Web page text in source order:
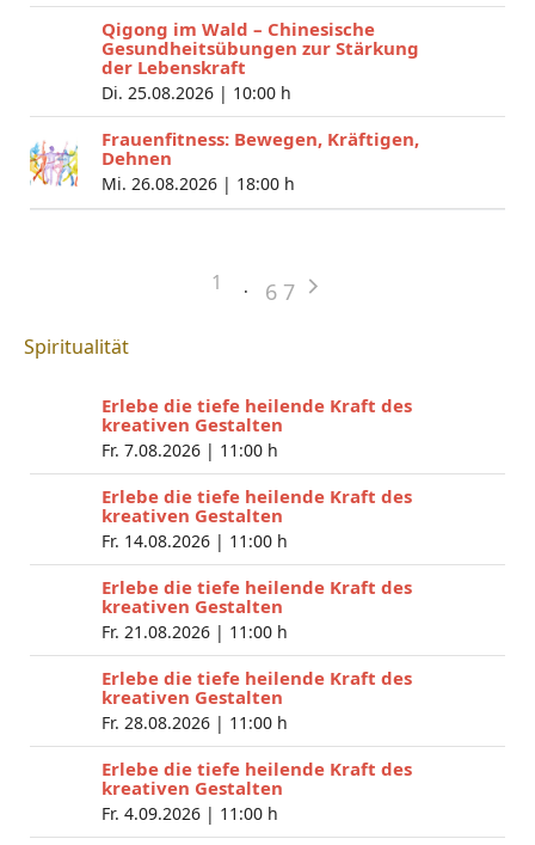
Qigong im Wald – Chinesische
Gesundheitsübungen zur Stärkung
der Lebenskraft
Di. 25.08.2026 | 10:00 h
Frauenfitness: Bewegen, Kräftigen,
Dehnen
Mi. 26.08.2026 | 18:00 h
1 6 7
Spiritualität
Erlebe die tiefe heilende Kraft des
kreativen Gestalten
Fr. 7.08.2026 | 11:00 h
Erlebe die tiefe heilende Kraft des
kreativen Gestalten
Fr. 14.08.2026 | 11:00 h
Erlebe die tiefe heilende Kraft des
kreativen Gestalten
Fr. 21.08.2026 | 11:00 h
Erlebe die tiefe heilende Kraft des
kreativen Gestalten
Fr. 28.08.2026 | 11:00 h
Erlebe die tiefe heilende Kraft des
kreativen Gestalten
Fr. 4.09.2026 | 11:00 h